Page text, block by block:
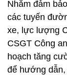
Nhằm đảm
các tuyến
xe, lực lượng
CSGT Công
hoạch tăng
để hướng